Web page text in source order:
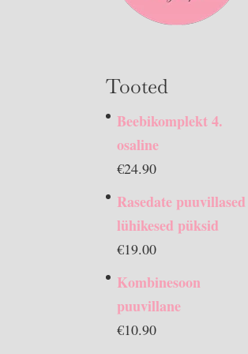
Tooted
Beebikomplekt 4.
osaline
€24.90
Rasedate puuvillased
lühikesed püksid
€19.00
Kombinesoon
puuvillane
€10.90